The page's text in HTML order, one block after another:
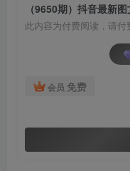
（9650期）抖音最新
此内容为付费阅读，请付
会员 免费